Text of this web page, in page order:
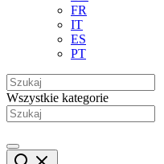
FR
IT
ES
PT
Wszystkie kategorie